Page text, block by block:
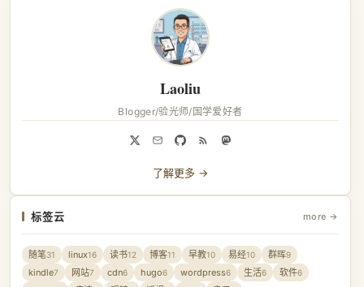
Laoliu
Blogger/验光师/国学爱好者
了解更多 →
标签云 more →
随笔31 linux16 读书12 博客11 早教10 易经10 群晖9
kindle7 网站7 cdn6 hugo6 wordpress6 生活6 软件6